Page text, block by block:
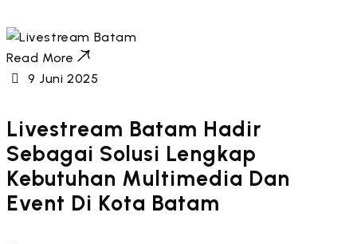
Read More
9 Juni 2025
Livestream Batam Hadir
Sebagai Solusi Lengkap
Kebutuhan Multimedia Dan
Event Di Kota Batam